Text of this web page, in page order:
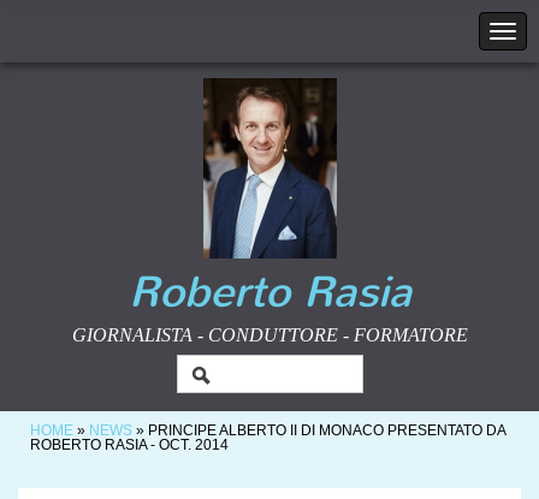
Roberto Rasia
GIORNALISTA - CONDUTTORE - FORMATORE
HOME » NEWS » PRINCIPE ALBERTO II DI MONACO PRESENTATO DA
ROBERTO RASIA - OCT. 2014